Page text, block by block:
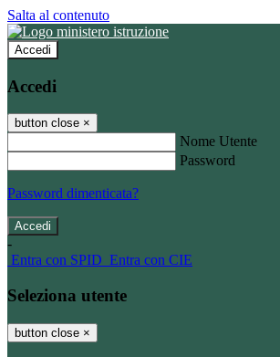
Salta al contenuto
Accedi
Accedi
button close ×
Nome Utente
Password
Password dimenticata?
-
Entra con SPID Entra con CIE
Seleziona utente
button close ×